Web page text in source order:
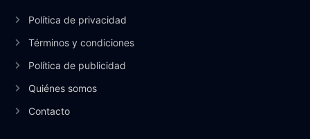
Política de privacidad
Términos y condiciones
Política de publicidad
Quiénes somos
Contacto